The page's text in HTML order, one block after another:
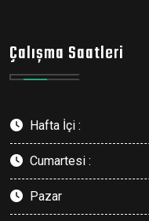
Çalışma Saatleri
Hafta İçi :
Cumartesi :
Pazar